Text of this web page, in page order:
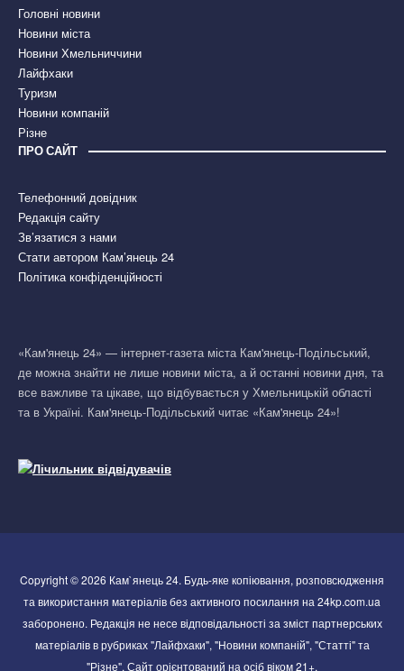
Головні новини
Новини міста
Новини Хмельниччини
Лайфхаки
Туризм
Новини компаній
Різне
ПРО САЙТ
Телефонний довідник
Редакція сайту
Зв’язатися з нами
Стати автором Кам’янець 24
Політика конфіденційності
«Кам'янець 24» — інтернет-газета міста Кам'янець-Подільський,
де можна знайти не лише новини міста, а й останні новини дня, та
все важливе та цікаве, що відбувається у Хмельницькій області
та в Україні. Кам'янець-Подільський читає «Кам'янець 24»!
Copyright © 2026 Кам`янець 24. Будь-яке копіювання, розповсюдження
та використання матеріалів без активного посилання на 24kp.com.ua
заборонено. Редакція не несе відповідальності за зміст партнерських
матеріалів в рубриках "Лайфхаки", "Новини компаній", "Статті" та
"Різне". Сайт орієнтований на осіб віком 21+.